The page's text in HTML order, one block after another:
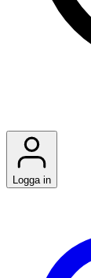
Logga in